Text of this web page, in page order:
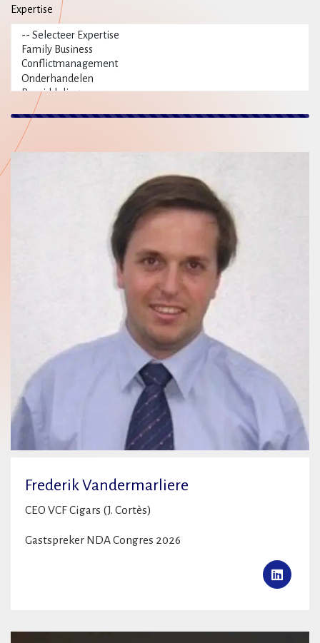
Expertise
119 resultaten
Frederik Vandermarliere
CEO VCF Cigars (J. Cortès)
Gastspreker NDA Congres 2026